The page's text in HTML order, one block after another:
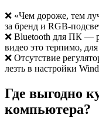
❌ «Чем дороже, тем
за бренд и
❌ Bluetooth для ПК —
видео это терпимо,
❌ Отсутствие
лезть в настройки
Где выгодно
компьютера?